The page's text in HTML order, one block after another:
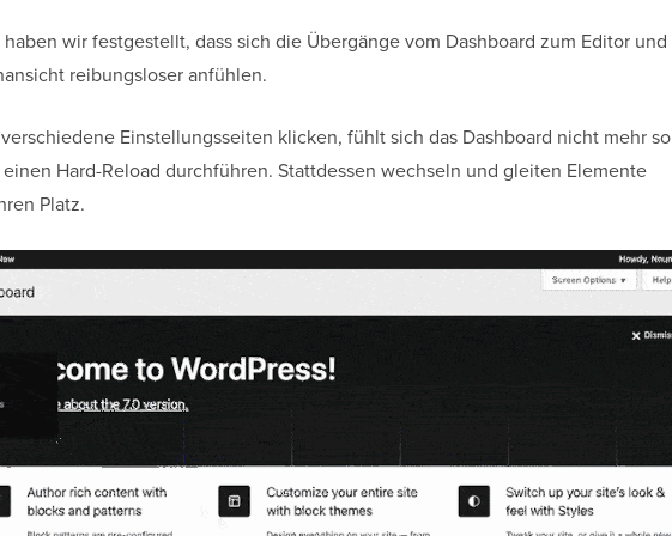
haben wir festgestellt, dass sich die Übergänge vom Dashboard zum Editor und
reibungsloser anfühlen.
Einstellungsseiten klicken, fühlt sich das Dashboard nicht mehr so
Hard-Reload durchführen. Stattdessen wechseln und gleiten Elemente
Platz.